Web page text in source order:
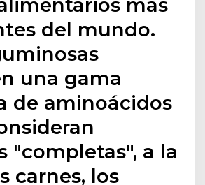
del mundo.
una gama
de aminoácidos
"completas", a la
carnes, los